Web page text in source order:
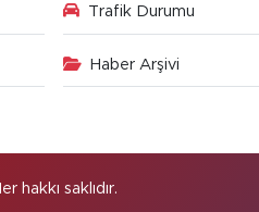
Trafik Durumu
Haber Arşivi
hakkı saklıdır.